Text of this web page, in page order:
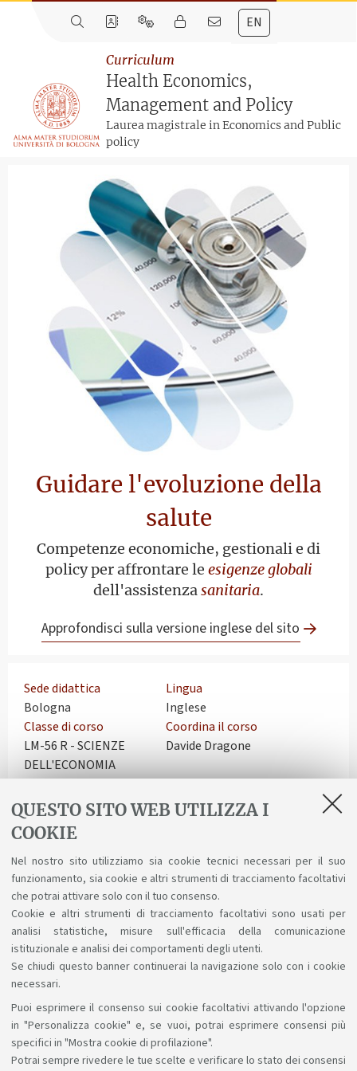
QUESTO SITO WEB UTILIZZA I
COOKIE
Nel nostro sito utilizziamo sia cookie tecnici necessari per il suo
funzionamento, sia cookie e altri strumenti di tracciamento facoltativi
che potrai attivare solo con il tuo consenso.
Cookie e altri strumenti di tracciamento facoltativi sono usati per
analisi statistiche, misure sull'efficacia della comunicazione
istituzionale e analisi dei comportamenti degli utenti.
Se chiudi questo banner continuerai la navigazione solo con i cookie
necessari.
Puoi esprimere il consenso sui cookie facoltativi attivando l'opzione
in "Personalizza cookie" e, se vuoi, potrai esprimere consensi più
specifici in "Mostra cookie di profilazione".
Potrai sempre rivedere le tue scelte e verificare lo stato dei consensi
EN
Curriculum
Health Economics,
Management and Policy
Laurea magistrale in Economics and Public
policy
Guidare l'evoluzione della
salute
Competenze economiche, gestionali e di
policy per affrontare le esigenze globali
dell'assistenzasanitaria.
Approfondisci sulla versione inglese del sito
Sede didattica
Bologna
Lingua
Inglese
Classe di corso
LM-56 R - SCIENZE
DELL'ECONOMIA
Coordina il corso
Davide Dragone
Tipo di accesso
Libero
Internazionale
Interamente in lingua
Dipartimento
Scienze Economiche -
DSE
Il piano didattico
Sosteniamo il diritto alla conoscenza
Seguici su: